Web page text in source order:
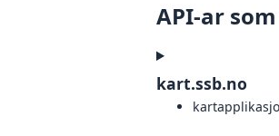
API-ar
kart.ssb.no